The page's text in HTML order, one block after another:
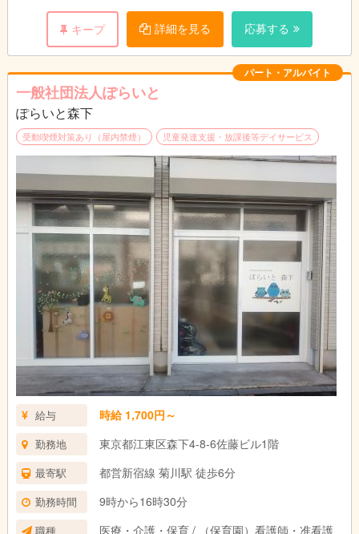
キープ 詳細を見る 応募する
パート・アルバイト
一般社団法人ぽらいと
ぽらいと森下
受動喫煙対策あり（屋内禁煙） 児童発達支援・放課後等デイサービス
給与 時給 1,700円～
勤務地 東京都江東区森下4-8-6佐藤ビル1階
最寄駅 都営新宿線 菊川駅 徒歩6分
勤務時間 9時から16時30分
職種 医療・介護・保育 / （保育園）看護師・准看護